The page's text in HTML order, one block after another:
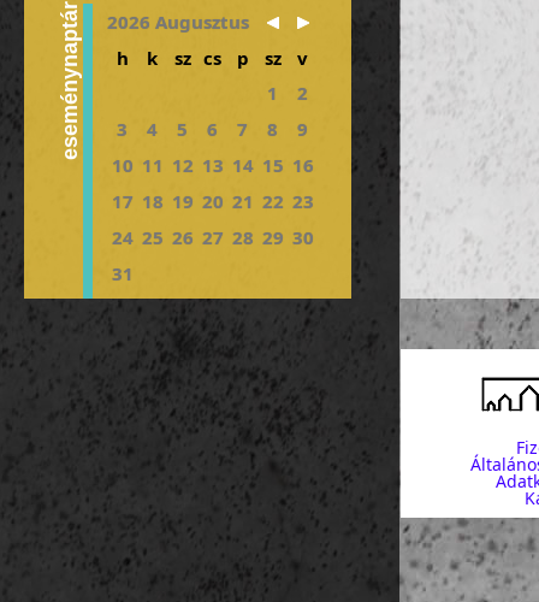
eseménynaptár
2026 Augusztus
h
k sz cs p sz
v
1
2
3
4 5 6 7 8
9
10 11 12 13 14 15 16
17 18 19 20 21 22 23
24 25 26 27 28 29 30
31